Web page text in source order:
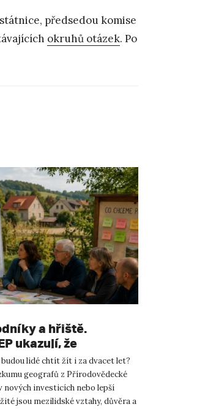
předsedou komise
okruhů otázek. Po
a hřiště.
ukazují, že
stojí především na
lidé chtít žít i za dvacet let?
geografů z Přírodovědecké
nových investicích nebo lepší
jsou mezilidské vztahy, důvěra a